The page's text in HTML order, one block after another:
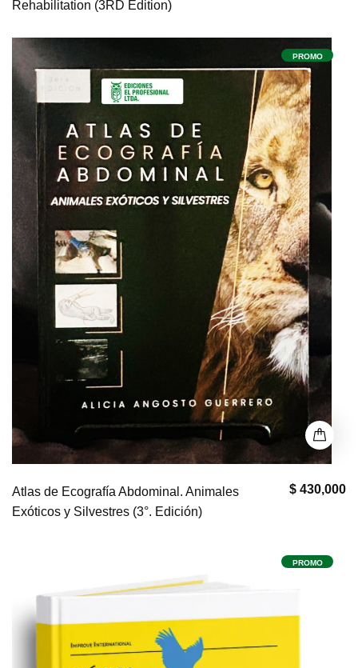
Rehabilitation (3RD Edition)
PROMO
$ 430,000
Atlas de Ecografía Abdominal. Animales
Exóticos y Silvestres (3°. Edición)
PROMO